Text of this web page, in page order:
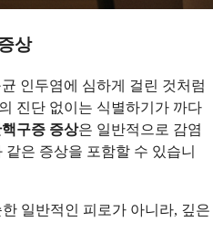
상
인두염에 심하게 걸린 것처럼
진단 없이는 식별하기가 까다
구증 증상은 일반적으로 감염
은 증상을 포함할 수 있습니
일반적인 피로가 아니라, 깊은